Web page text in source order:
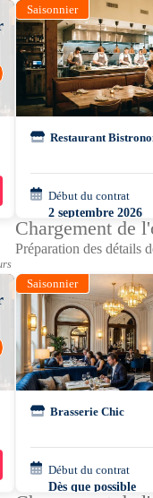
Saisonnier
Restaurant
Début du contrat
2 septembre 2026
Chargement de
Préparation des détails
Saisonnier
Brasserie Chic
Début du contrat
Dès que possible